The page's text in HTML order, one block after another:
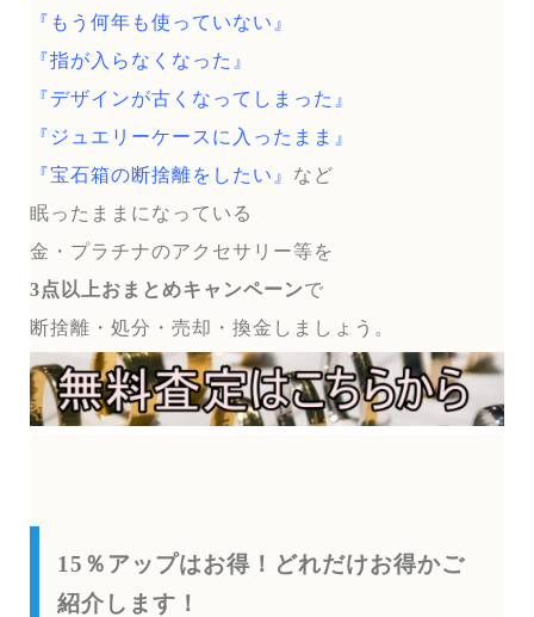
『もう何年も使っていない』
『指が入らなくなった』
『デザインが古くなってしまった』
『ジュエリーケースに入ったまま』
『宝石箱の断捨離をしたい』 など
眠ったままになっている
金・プラチナのアクセサリー等を
3点以上おまとめキャンペーンで
断捨離・処分・売却・換金しましょう。
15％アップはお得！どれだけお得かご
紹介します！